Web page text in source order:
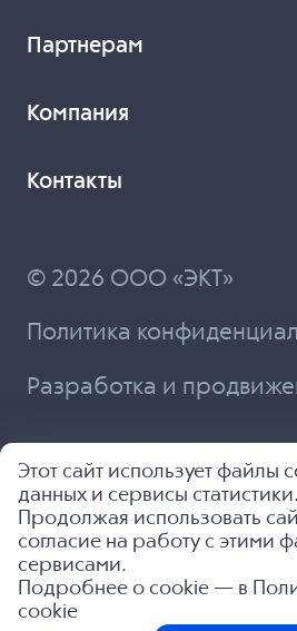
Партнерам
Компания
Контакты
© 2026 ООО «ЭКТ»
Политика
Разработка и
Этот сайт использует файлы
данных и сервисы статистики.
Продолжая использовать
согласие на работу с этими
сервисами.
Подробнее о cookie — в
cookie